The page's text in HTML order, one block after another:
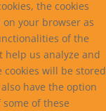
the cookies
your browser as
of the
help us analyze and
cookies will be stored
have the option
of these